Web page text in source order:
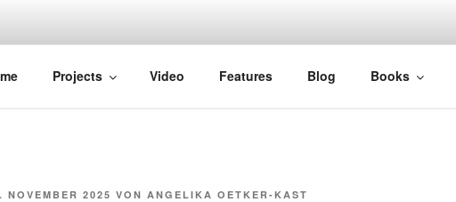
Projects Video Features Blog Books
NOVEMBER 2025 VON ANGELIKA OETKER-KAST